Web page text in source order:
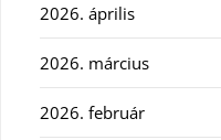
2026. április
2026. március
2026. február